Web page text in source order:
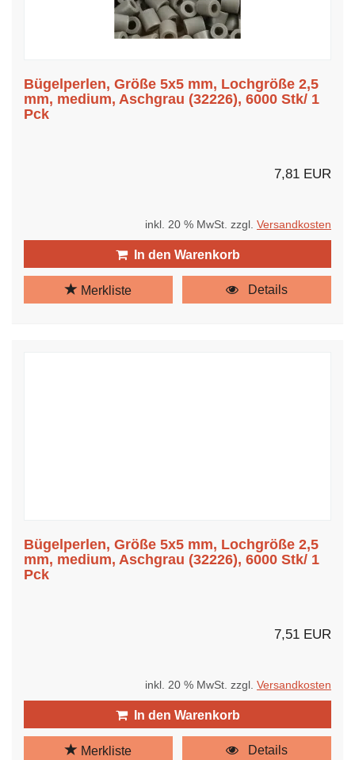
Bügelperlen, Größe 5x5 mm, Lochgröße 2,5
mm, medium, Aschgrau (32226), 6000 Stk/ 1
Pck
7,81 EUR
inkl. 20 % MwSt. zzgl. Versandkosten
In den Warenkorb
Merkliste Details
Bügelperlen, Größe 5x5 mm, Lochgröße 2,5
mm, medium, Aschgrau (32226), 6000 Stk/ 1
Pck
7,51 EUR
inkl. 20 % MwSt. zzgl. Versandkosten
In den Warenkorb
Merkliste Details